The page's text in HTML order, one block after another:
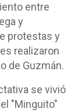
entre
y
protestas y
realizaron
de Guzmán.
se vivió
"Minguito"